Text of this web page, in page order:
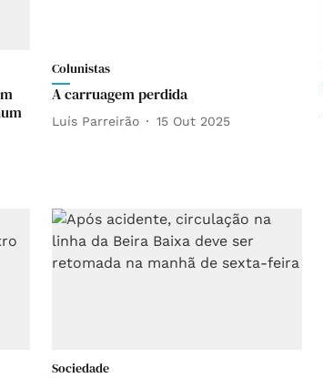
Colunistas
A carruagem perdida
Luís Parreirão 15 Out 2025
Sociedade